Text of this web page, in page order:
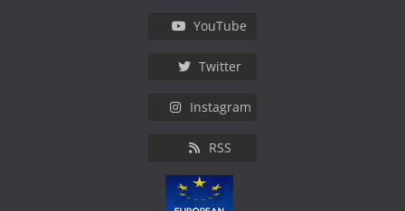
YouTube
Twitter
Instagram
RSS